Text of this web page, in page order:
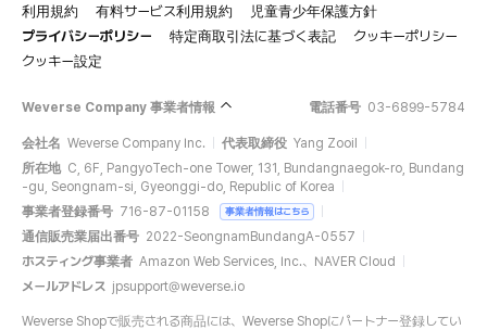
利用規約 有料サービス利用規約
児童青少年保護方針
プライバシーポリシー
特定商取引法に基づく表記
クッキーポリシー
クッキー設定
Weverse Company 事業者情報 電話番号 03-6899-5784
会社名 Weverse Company Inc. 代表取締役 Yang Zooil
所在地 C, 6F, PangyoTech-one Tower, 131, Bundangnaegok-ro, Bundang
-gu, Seongnam-si, Gyeonggi-do, Republic of Korea
事業者登録番号 716-87-01158 事業者情報はこちら
通信販売業届出番号 2022-SeongnamBundangA-0557
ホスティング事業者 Amazon Web Services, Inc.、NAVER Cloud
メールアドレス jpsupport@weverse.io
Weverse Shopで販売される商品には、Weverse Shopにパートナー登録してい